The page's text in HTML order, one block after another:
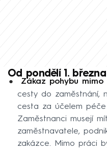
Od pondělí 1.
Zákaz pohybu mimo
cesty do zaměstnání,
cesta za účelem
Zaměstnanci musejí
zaměstnavatele,
zakázce. Mimo práci